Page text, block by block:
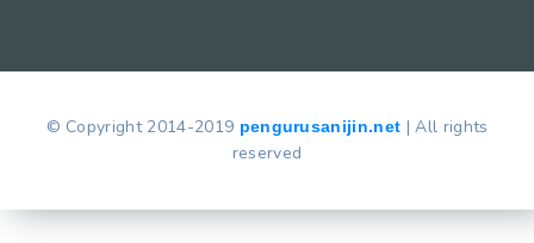
© Copyright 2014-2019 pengurusanijin.net | All rights
reserved